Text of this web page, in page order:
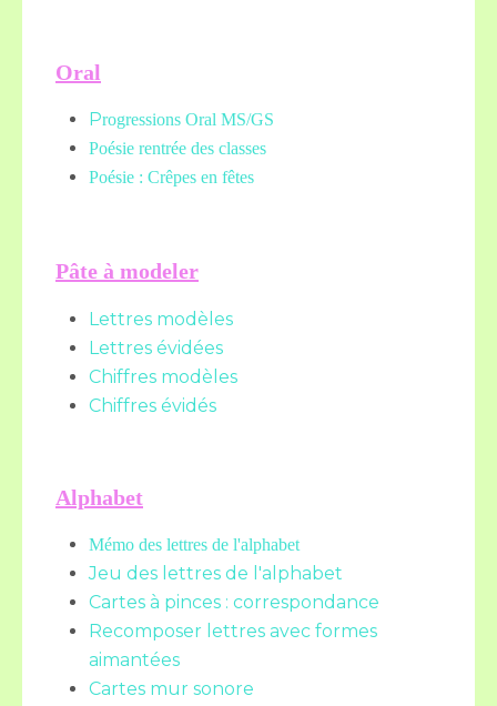
Oral
Progressions Oral MS/GS
Poésie rentrée des classes
Poésie : Crêpes en fêtes
Pâte à modeler
Lettres modèles
Lettres évidées
Chiffres modèles
Chiffres évidés
Alphabet
Mémo des lettres de l'alphabet
Jeu des lettres de l'alphabet
Cartes à pinces : correspondance
Recomposer lettres avec formes
aimantées
Cartes mur sonore